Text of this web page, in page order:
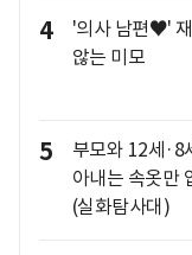
4
'의사 남편♥' 재
않는 미모
5
부모와 12세·8
아내는 속옷만
(실화탐사대)